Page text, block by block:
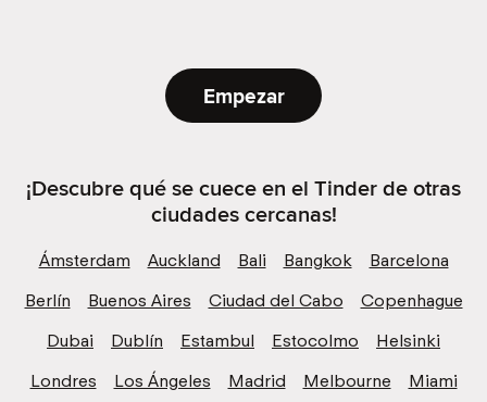
Empezar
¡Descubre qué se cuece en el Tinder de otras
ciudades cercanas!
Ámsterdam Auckland Bali Bangkok
Barcelona
Berlín
Buenos Aires Ciudad del Cabo
Copenhague
Dubai
Dublín Estambul Estocolmo
Helsinki
Londres
Los Ángeles Madrid Melbourne
Miami